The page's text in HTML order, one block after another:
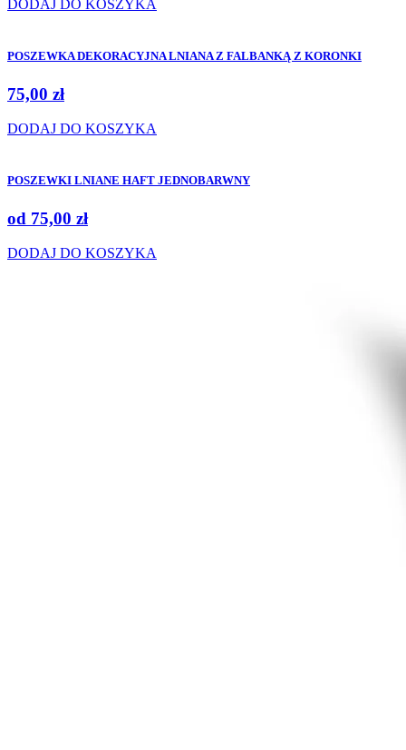
DODAJ DO KOSZYKA
POSZEWKA DEKORACYJNA LNIANA Z FALBANKĄ Z KORONKI
75,00 zł
DODAJ DO KOSZYKA
POSZEWKI LNIANE HAFT JEDNOBARWNY
od 75,00 zł
DODAJ DO KOSZYKA